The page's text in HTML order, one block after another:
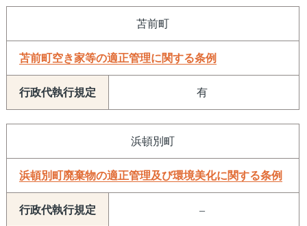
苫前町
苫前町空き家等の適正管理に関する条例
有
浜頓別町
浜頓別町廃棄物の適正管理及び環境美化に関する条例
–